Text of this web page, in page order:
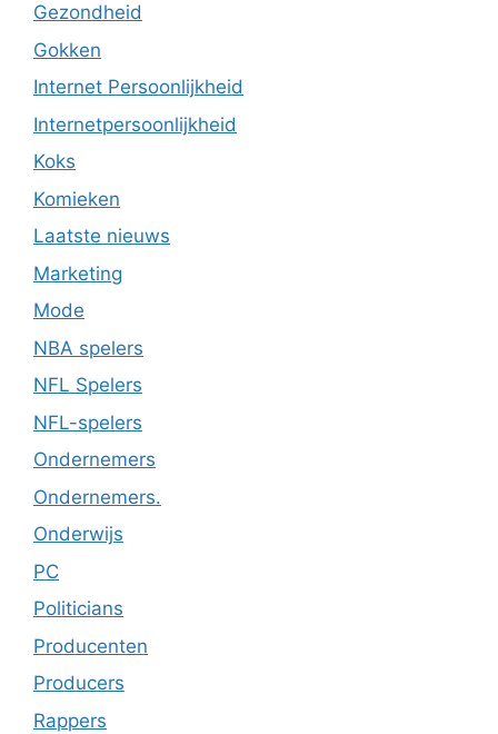
Gezondheid
Gokken
Internet Persoonlijkheid
Internetpersoonlijkheid
Koks
Komieken
Laatste nieuws
Marketing
Mode
NBA spelers
NFL Spelers
NFL-spelers
Ondernemers
Ondernemers.
Onderwijs
PC
Politicians
Producenten
Producers
Rappers